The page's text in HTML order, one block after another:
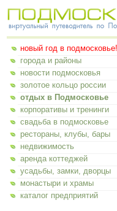
новый год в подмосковье!
города и районы
новости подмосковья
золотое кольцо россии
отдых в Подмосковье
корпоративы и тренинги
свадьба в подмосковье
рестораны, клубы, бары
недвижимость
аренда коттеджей
усадьбы, замки, дворцы
монастыри и храмы
каталог предприятий